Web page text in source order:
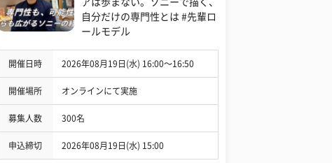
自分だけの専門性とは #先輩ロ
ールモデル
開催日時 2026年08月19日(水) 16:00〜16:50
開催場所 オンラインにて実施
募集人数 300名
申込締切 2026年08月19日(水) 15:00